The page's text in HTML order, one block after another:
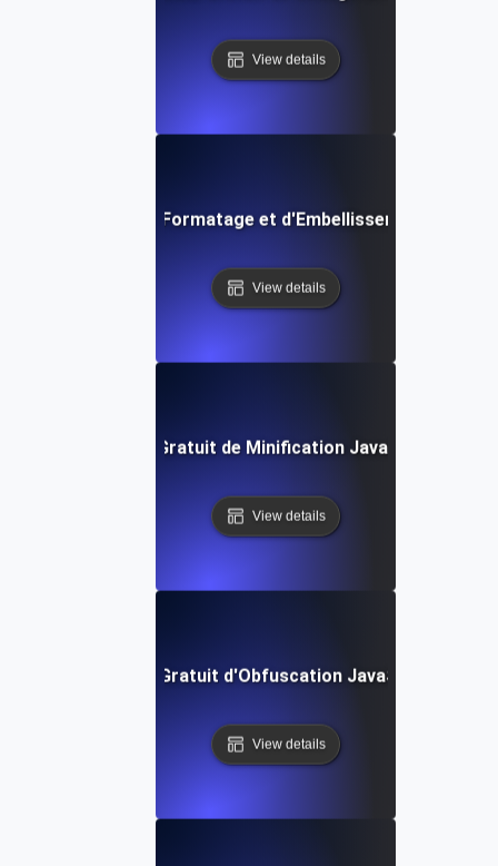
View details
Outil Gratuit de Formatage et d'Embellissement
View details
Outil Gratuit de Minification JavaScript
View details
Outil Gratuit d'Obfuscation JavaScript
View details